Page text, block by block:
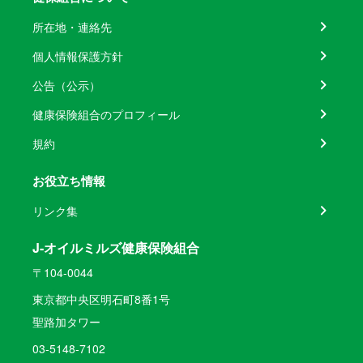
所在地・連絡先
個人情報保護方針
公告（公示）
健康保険組合のプロフィール
規約
お役立ち情報
リンク集
J-オイルミルズ健康保険組合
〒104-0044
東京都中央区明石町8番1号
聖路加タワー
03-5148-7102